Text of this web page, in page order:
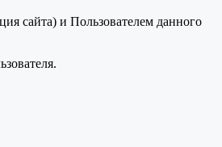
сайта) и Пользователем данного